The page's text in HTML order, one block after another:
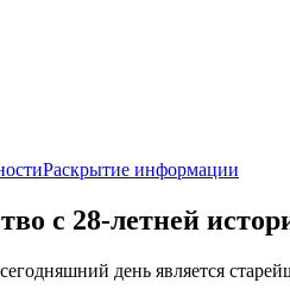
Раскрытие информации
c 28-летней
день является